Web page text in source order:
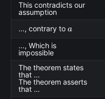
This contradicts our
assumption
…, contrary toa
a
…, Which is
impossible
The theorem states
that …
The theorem asserts
that …